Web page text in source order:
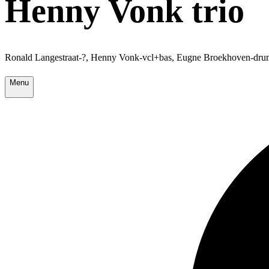
Henny Vonk trio
Ronald Langestraat-?, Henny Vonk-vcl+bas, Eugne Broekhoven-
Menu